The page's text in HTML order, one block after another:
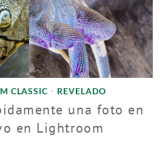
CLASSIC • REVELADO
una foto en
en Lightroom